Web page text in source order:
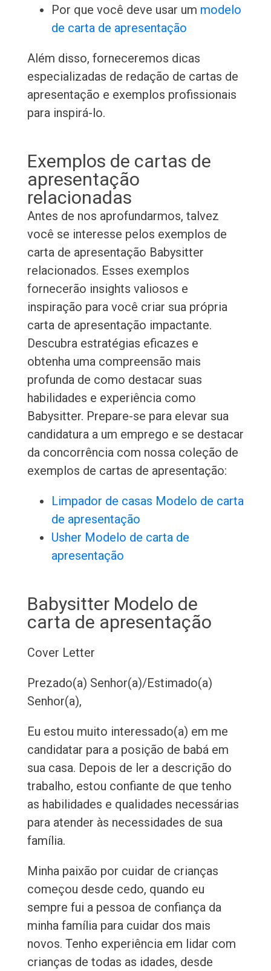
Por que você deve usar um modelo
de carta de apresentação
Além disso, forneceremos dicas
especializadas de redação de cartas de
apresentação e exemplos profissionais
para inspirá-lo.
Exemplos de cartas de
apresentação
relacionadas
Antes de nos aprofundarmos, talvez
você se interesse pelos exemplos de
carta de apresentação Babysitter
relacionados. Esses exemplos
fornecerão insights valiosos e
inspiração para você criar sua própria
carta de apresentação impactante.
Descubra estratégias eficazes e
obtenha uma compreensão mais
profunda de como destacar suas
habilidades e experiência como
Babysitter. Prepare-se para elevar sua
candidatura a um emprego e se destacar
da concorrência com nossa coleção de
exemplos de cartas de apresentação:
Limpador de casas Modelo de carta
de apresentação
Usher Modelo de carta de
apresentação
Babysitter Modelo de
carta de apresentação
Cover Letter
Prezado(a) Senhor(a)/Estimado(a)
Senhor(a),
Eu estou muito interessado(a) em me
candidatar para a posição de babá em
sua casa. Depois de ler a descrição do
trabalho, estou confiante de que tenho
as habilidades e qualidades necessárias
para atender às necessidades de sua
família.
Minha paixão por cuidar de crianças
começou desde cedo, quando eu
sempre fui a pessoa de confiança da
minha família para cuidar dos mais
novos. Tenho experiência em lidar com
crianças de todas as idades, desde